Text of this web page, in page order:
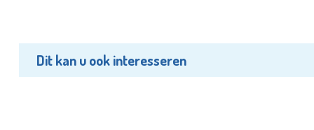
Dit kan u ook interesseren